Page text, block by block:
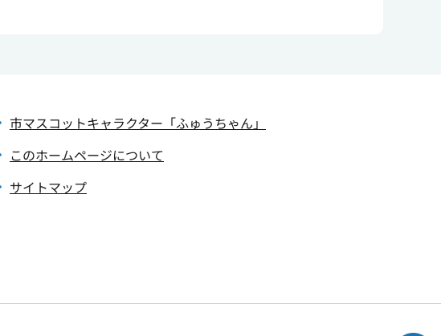
市マスコットキャラクター 「ふゅうちゃん」
このホームページについて
サイトマップ